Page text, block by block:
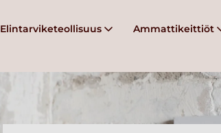
Elintarviketeollisuus Ammattikeittiöt